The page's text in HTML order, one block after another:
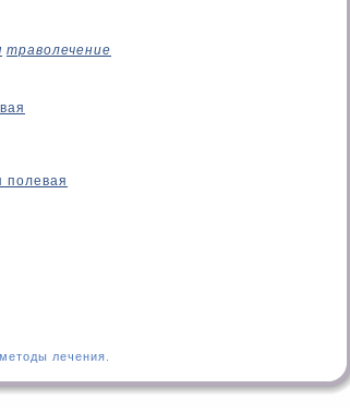
траволечение
полевая
лечения.